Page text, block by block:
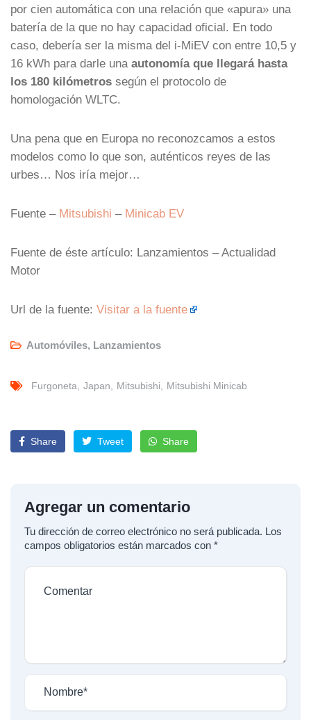
por cien automática con una relación que «apura» una
batería de la que no hay capacidad oficial. En todo
caso, debería ser la misma del i-MiEV con entre 10,5 y
16 kWh para darle una autonomía que llegará hasta
los 180 kilómetros según el protocolo de
homologación WLTC.
Una pena que en Europa no reconozcamos a estos
modelos como lo que son, auténticos reyes de las
urbes… Nos iría mejor…
Fuente – Mitsubishi – Minicab EV
Fuente de éste artículo: Lanzamientos – Actualidad
Motor
Url de la fuente: Visitar a la fuente
Automóviles, Lanzamientos
Furgoneta Japan Mitsubishi Mitsubishi Minicab
Share Tweet Share
Agregar un comentario
Tu dirección de correo electrónico no será publicada. Los
campos obligatorios están marcados con *